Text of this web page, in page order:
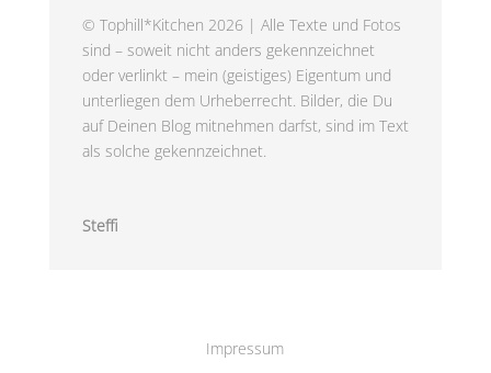
© Tophill*Kitchen 2026 | Alle Texte und Fotos
sind – soweit nicht anders gekennzeichnet
oder verlinkt – mein (geistiges) Eigentum und
unterliegen dem Urheberrecht. Bilder, die Du
auf Deinen Blog mitnehmen darfst, sind im Text
als solche gekennzeichnet.
Steffi
Impressum